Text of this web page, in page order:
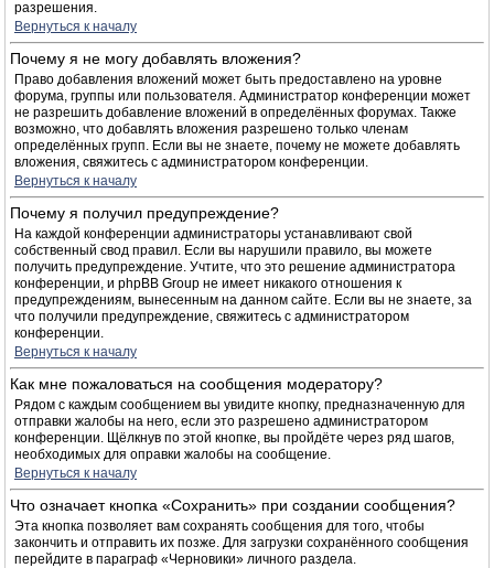
разрешения.
Вернуться к началу
Почему я не могу добавлять вложения?
Право добавления вложений может быть предоставлено на уровне
форума, группы или пользователя. Администратор конференции может
не разрешить добавление вложений в определённых форумах. Также
возможно, что добавлять вложения разрешено только членам
определённых групп. Если вы не знаете, почему не можете добавлять
вложения, свяжитесь с администратором конференции.
Вернуться к началу
Почему я получил предупреждение?
На каждой конференции администраторы устанавливают свой
собственный свод правил. Если вы нарушили правило, вы можете
получить предупреждение. Учтите, что это решение администратора
конференции, и phpBB Group не имеет никакого отношения к
предупреждениям, вынесенным на данном сайте. Если вы не знаете, за
что получили предупреждение, свяжитесь с администратором
конференции.
Вернуться к началу
Как мне пожаловаться на сообщения модератору?
Рядом с каждым сообщением вы увидите кнопку, предназначенную для
отправки жалобы на него, если это разрешено администратором
конференции. Щёлкнув по этой кнопке, вы пройдёте через ряд шагов,
необходимых для оправки жалобы на сообщение.
Вернуться к началу
Что означает кнопка «Сохранить» при создании сообщения?
Эта кнопка позволяет вам сохранять сообщения для того, чтобы
закончить и отправить их позже. Для загрузки сохранённого сообщения
перейдите в параграф «Черновики» личного раздела.